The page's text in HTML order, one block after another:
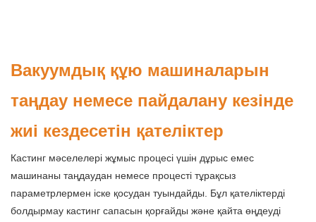
Вакуумдық құю машиналарын
таңдау немесе пайдалану кезінде
жиі кездесетін қателіктер
Кастинг мәселелері жұмыс процесі үшін дұрыс емес
машинаны таңдаудан немесе процесті тұрақсыз
параметрлермен іске қосудан туындайды. Бұл қателіктерді
болдырмау кастинг сапасын қорғайды және қайта өңдеуді